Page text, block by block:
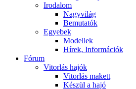
Irodalom
Nagyvilág
Bemutatók
Egyebek
Modellek
Hírek, Információk
Fórum
Vitorlás hajók
Vitorlás makett
Készül a hajó